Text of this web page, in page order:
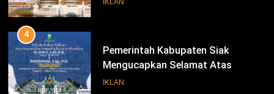
IKLAN
4
Pemerintah Kabupaten Siak
Mengucapkan Selamat Atas
Pengambilan Sumpah Jabatan
IKLAN